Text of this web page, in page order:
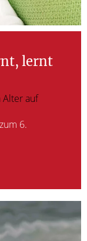
lernt
Alter auf
6.